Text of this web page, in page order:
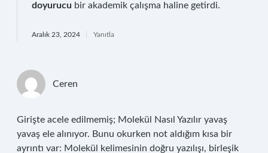
doyurucu bir akademik çalışma haline getirdi.
Aralık 23, 2024 Yanıtla
Ceren
Girişte acele edilmemiş; Molekül Nasıl Yazılır yavaş
yavaş ele alınıyor. Bunu okurken not aldığım kısa bir
ayrıntı var: Molekül kelimesinin doğru yazılışı, birleşik